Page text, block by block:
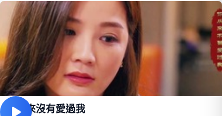
你從來沒有愛過我